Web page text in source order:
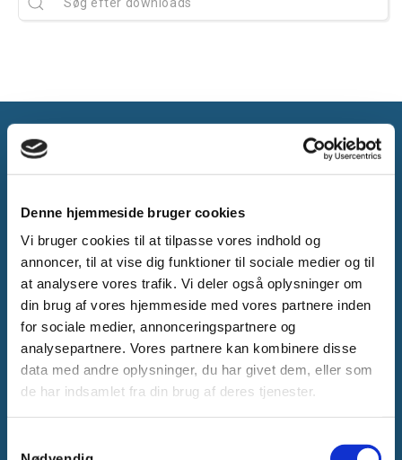
Denne hjemmeside bruger cookies
Vi bruger cookies til at tilpasse vores indhold og
annoncer, til at vise dig funktioner til sociale medier og til
at analysere vores trafik. Vi deler også oplysninger om
din brug af vores hjemmeside med vores partnere inden
for sociale medier, annonceringspartnere og
analysepartnere. Vores partnere kan kombinere disse
data med andre oplysninger, du har givet dem, eller som
de har indsamlet fra din brug af deres tjenester.
2605 Brøndby, Danmark
CVR: DK-25695801
Tlf.:
+45 44 85 90 00
E-mail: info@vanpee.dk